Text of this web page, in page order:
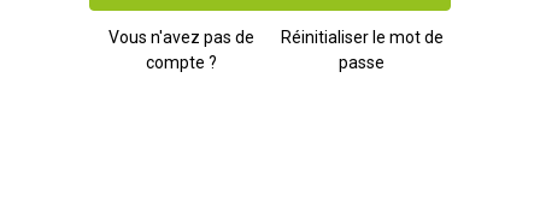
Vous n'avez pas de
compte ?
Réinitialiser le mot de
passe